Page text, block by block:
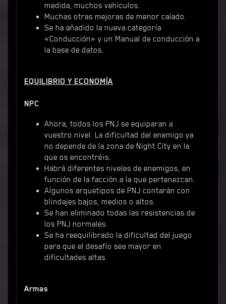
medida, muchos vehículos.
Muchas otras mejoras de menor calado.
Se ha añadido la nueva categoría
«Conducción» y un Manual de conducción a
la base de datos.
EQUILIBRIO Y ECONOMÍA
NPC
Ahora, todos los PNJ se equiparan a
vuestro nivel. La dificultad del enemigo ya
no depende de la zona de Night City en la
que os encontréis.
Habrá diferentes niveles de enemigos, en
función de la facción a la que pertenezcan.
Algunos arquetipos de PNJ contarán con
blindajes bajos, medios o altos.
Se han eliminado todas las resistencias de
los PNJ normales.
Se ha reequilibrado la dificultad del juego
para que el desafío sea mayor en
dificultades altas.
Armas